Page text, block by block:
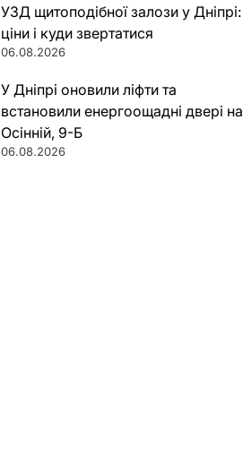
УЗД щитоподібної залози у Дніпрі:
ціни і куди звертатися
06.08.2026
У Дніпрі оновили ліфти та
встановили енергоощадні двері на
Осінній, 9-Б
06.08.2026